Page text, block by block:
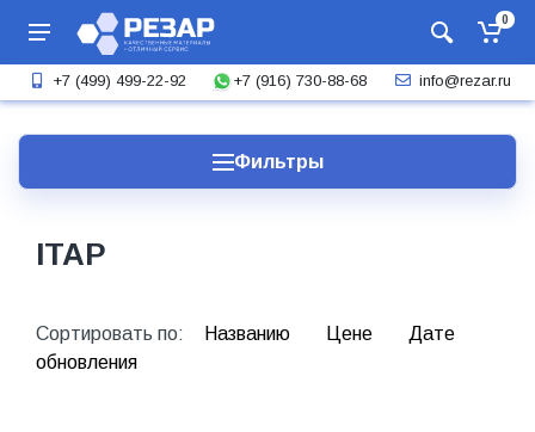
0
+7 (499) 499-22-92 +7 (916) 730-88-68 info@rezar.ru
Фильтры
ITAP
Сортировать по: Названию Цене
Дате
обновления